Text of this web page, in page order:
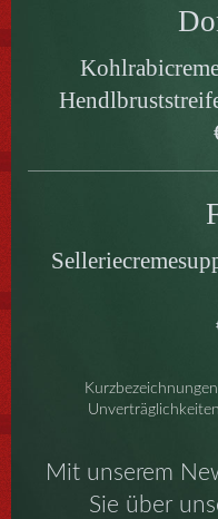
Mit unserem
Sie über